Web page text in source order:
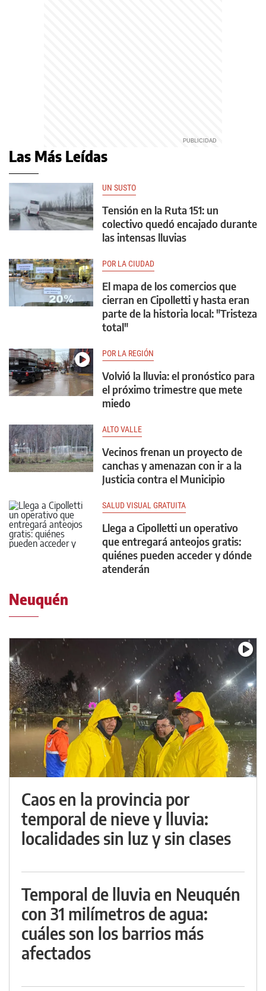
Las Más Leídas
UN SUSTO
Tensión en la Ruta 151: un
colectivo quedó encajado durante
las intensas lluvias
POR LA CIUDAD
El mapa de los comercios que
cierran en Cipolletti y hasta eran
parte de la historia local: "Tristeza
total"
POR LA REGIÓN
Volvió la lluvia: el pronóstico para
el próximo trimestre que mete
miedo
ALTO VALLE
Vecinos frenan un proyecto de
canchas y amenazan con ir a la
Justicia contra el Municipio
SALUD VISUAL GRATUITA
Llega a Cipolletti un operativo
que entregará anteojos gratis:
quiénes pueden acceder y dónde
atenderán
Neuquén
Caos en la provincia por
temporal de nieve y lluvia:
localidades sin luz y sin clases
Temporal de lluvia en Neuquén
con 31 milímetros de agua:
cuáles son los barrios más
afectados